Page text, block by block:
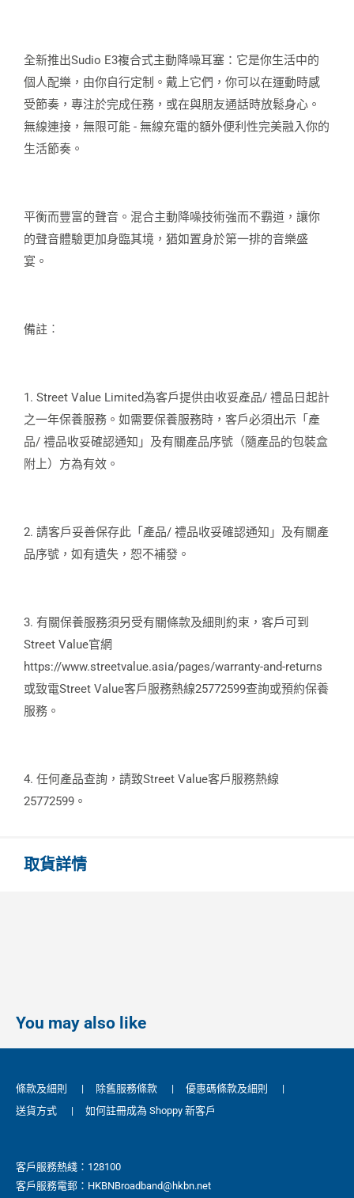
全新推出Sudio E3複合式主動降噪耳塞：它是你生活中的
個人配樂，由你自行定制。戴上它們，你可以在運動時感
受節奏，專注於完成任務，或在與朋友通話時放鬆身心。
無線連接，無限可能 - 無線充電的額外便利性完美融入你的
生活節奏。
平衡而豐富的聲音。混合主動降噪技術強而不霸道，讓你
的聲音體驗更加身臨其境，猶如置身於第一排的音樂盛
宴。
備註︰
1. Street Value Limited為客戶提供由收妥產品/ 禮品日起計
之一年保養服務。如需要保養服務時，客戶必須出示「產
品/ 禮品收妥確認通知」及有關產品序號（隨產品的包裝盒
附上）方為有效。
2. 請客戶妥善保存此「產品/ 禮品收妥確認通知」及有關產
品序號，如有遺失，恕不補發。
3. 有關保養服務須另受有關條款及細則約束，客戶可到
Street Value官網
https://www.streetvalue.asia/pages/warranty-and-returns
或致電Street Value客戶服務熱線25772599查詢或預約保養
服務。
4. 任何產品查詢，請致Street Value客戶服務熱線
25772599。
取貨詳情
You may also like
條款及細則 | 除舊服務條款 | 優惠碼條款及細則
|
送貨方式
| 如何註冊成為 Shoppy 新客戶
客戶服務熱綫：128100
客戶服務電郵：HKBNBroadband@hkbn.net